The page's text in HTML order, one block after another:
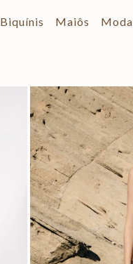
Biquínis Maiôs Moda